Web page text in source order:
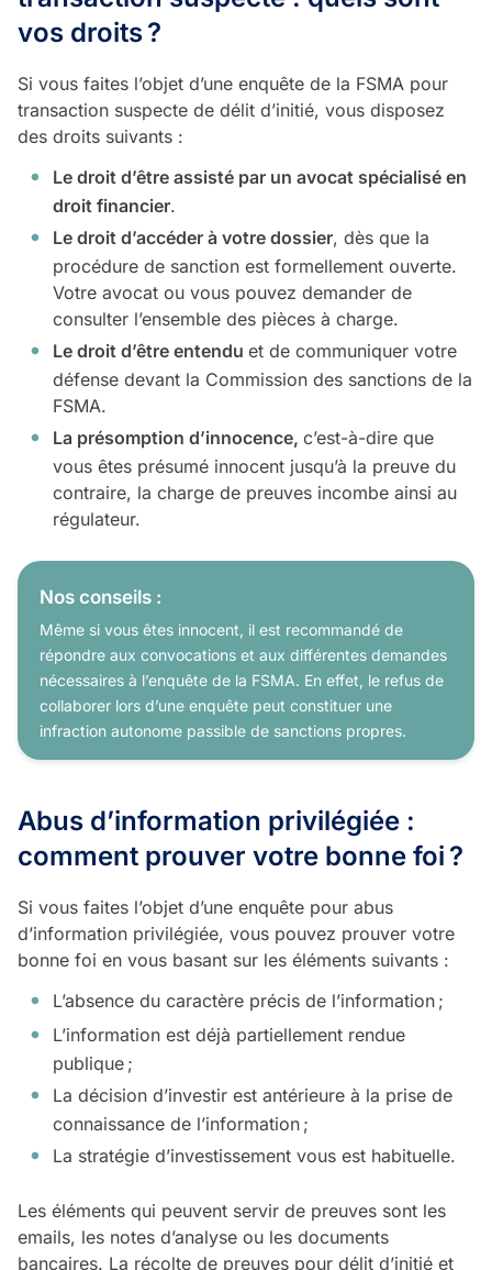
vos droits?
Si vous faites l’objet d’une enquête de la FSMA pour
transaction suspecte de délit d’initié, vous disposez
des droits suivants :
Le droit d’être assisté par un avocat spécialisé en
droit financier.
Le droit d’accéder à votre dossier, dès que la
procédure de sanction est formellement ouverte.
Votre avocat ou vous pouvez demander de
consulter l’ensemble des pièces à charge.
Le droit d’être entendu et de communiquer votre
défense devant la Commission des sanctions de la
FSMA.
La présomption d’innocence, c’est-à-dire que
vous êtes présumé innocent jusqu’à la preuve du
contraire, la charge de preuves incombe ainsi au
régulateur.
Nos conseils :
Même si vous êtes innocent, il est recommandé de
répondre aux convocations et aux différentes demandes
nécessaires à l’enquête de la FSMA. En effet, le refus de
collaborer lors d’une enquête peut constituer une
infraction autonome passible de sanctions propres.
Abus d’information privilégiée :
comment prouver votre bonne foi ?
Si vous faites l’objet d’une enquête pour abus
d’information privilégiée, vous pouvez prouver votre
bonne foi en vous basant sur les éléments suivants :
L’absence du caractère précis de l’information ;
L’information est déjà partiellement rendue
publique ;
La décision d’investir est antérieure à la prise de
connaissance de l’information ;
La stratégie d’investissement vous est habituelle.
Les éléments qui peuvent servir de preuves sont les
emails, les notes d’analyse ou les documents
bancaires. La récolte de preuves pour délit d’initié et